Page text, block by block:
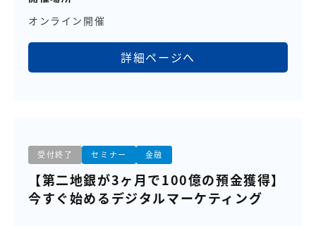
オンライン開催
詳細ページへ
受付終了 セミナー 金融
【第二地銀が3ヶ月で100億の預金獲得】
今すぐ始めるデジタルマーケティング